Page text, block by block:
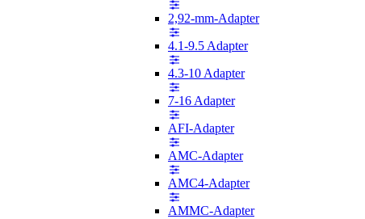
2,92-mm-Adapter
4.1-9.5 Adapter
4.3-10 Adapter
7-16 Adapter
AFI-Adapter
AMC-Adapter
AMC4-Adapter
AMMC-Adapter